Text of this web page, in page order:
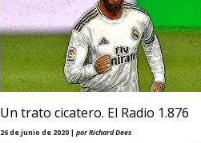
Un trato cicatero. El Radio 1.876
26 de junio de 2020 | por Richard Dees